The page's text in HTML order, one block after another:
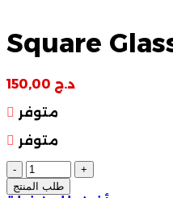
Square
د.ج
متوفر
متوفر
طلب المنتج